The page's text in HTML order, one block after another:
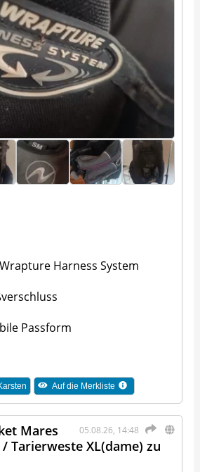
Harness System
Passform
Auf die Merkliste
05.08.26, 14:48
Mares
Tarierweste XL(dame) zu